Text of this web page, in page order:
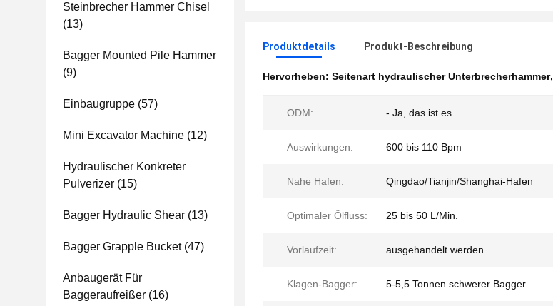
Steinbrecher Hammer Chisel
(13)
Bagger Mounted Pile Hammer
(9)
Einbaugruppe (57)
Mini Excavator Machine (12)
Hydraulischer Konkreter
Pulverizer (15)
Bagger Hydraulic Shear (13)
Bagger Grapple Bucket(47)
Anbaugerät Für
Baggeraufreißer (16)
Produktdetails Produkt-Beschreibung
Hervorheben: Seitenart hydraulischer Unterbrecherhammer,
ODM: - Ja, das ist es.
Auswirkungen: 600 bis 110 Bpm
Nahe Hafen: Qingdao/Tianjin/Shanghai-Hafen
Optimaler Ölfluss: 25 bis 50 L/Min.
Vorlaufzeit: ausgehandelt werden
Klagen-Bagger: 5-5,5 Tonnen schwerer Bagger